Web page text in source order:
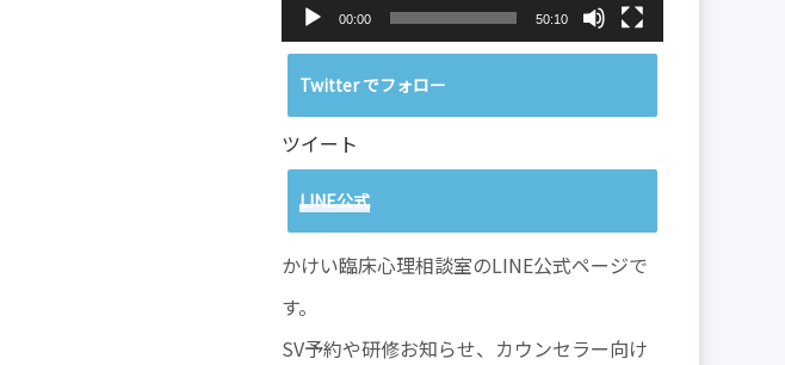
00:00 50:10
Twitter でフォロー
ツイート
LINE公式
かけい臨床心理相談室のLINE公式ページで
す。
SV予約や研修お知らせ、カウンセラー向け